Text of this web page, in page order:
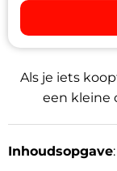
Als je iets
een kleine
Inhoudsopgave: